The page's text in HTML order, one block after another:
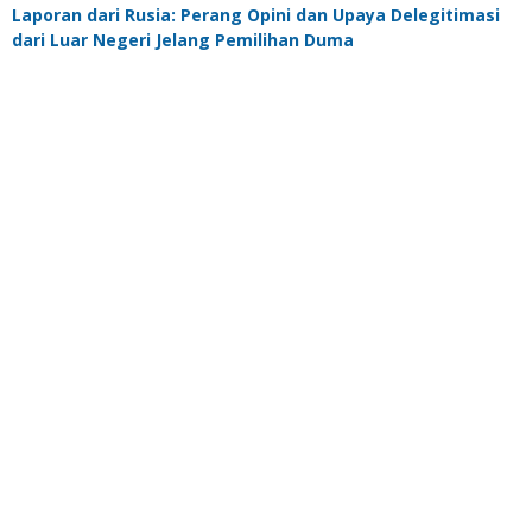
Laporan dari Rusia: Perang Opini dan Upaya Delegitimasi
dari Luar Negeri Jelang Pemilihan Duma